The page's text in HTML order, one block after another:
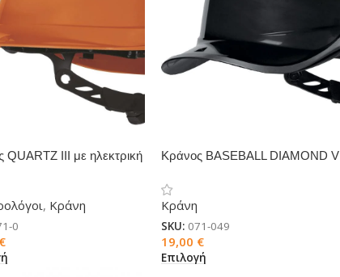
QUARTZ III με ηλεκτρική
, Κράνη
0
€
Κράνος BASEBALL DIAMOND V
Κράνη
SKU: 071-049
19,00 €
Επιλογή